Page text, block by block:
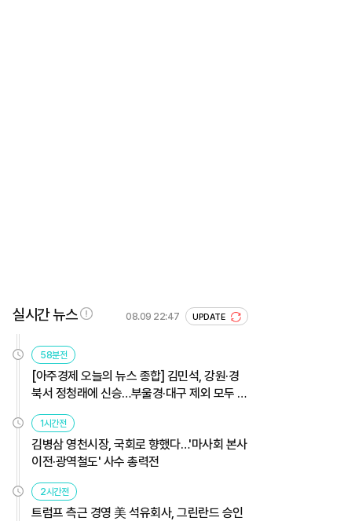
실시간 뉴스 08.09 22:47 UPDATE
58분전
[아주경제 오늘의 뉴스 종합] 김민석, 강원·경
북서 정청래에 신승…부울경·대구 제외 모두 웃
었다 外
1시간전
김병삼 영천시장, 국회로 향했다…'마사회 본사
이전·광역철도' 사수 총력전
2시간전
트럼프 측근 경영 美 석유회사, 그린란드 승인